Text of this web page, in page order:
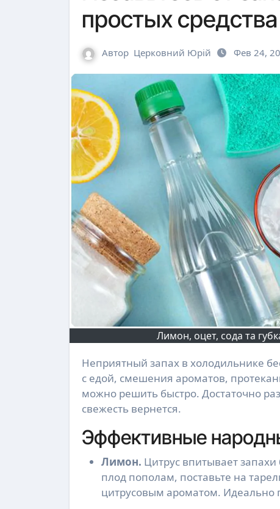
простых средства
Автор Церковний Юрій Фев 24,
Лимон, оцет, сода та
Неприятный запах в холодильнике беспокоит многих. Он возникает из-за открытых упаковок
с едой, смешения ароматов,
можно решить быстро. Достаточно
свежесть вернется.
Эффективные
Лимон. Цитрус впитывает
плод пополам, поставьте на
цитрусовым ароматом. Идеально